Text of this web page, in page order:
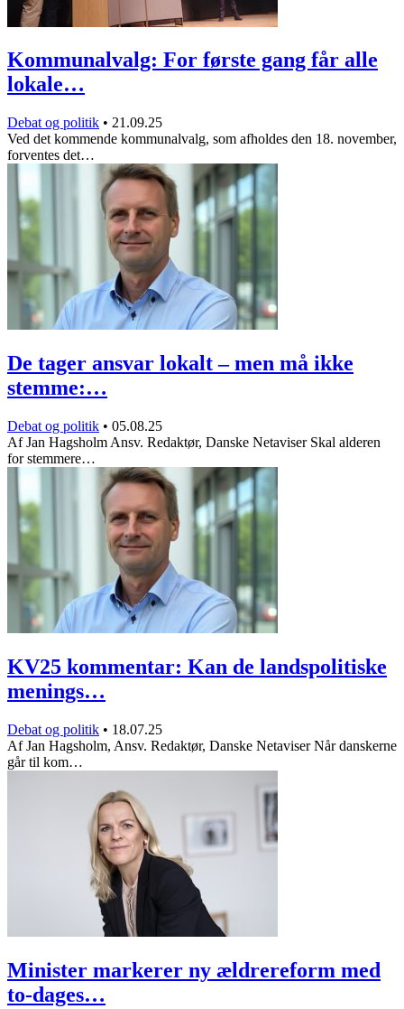
Kommunalvalg: For første gang får alle
lokale…
Debat og politik • 21.09.25
Ved det kommende kommunalvalg, som afholdes den 18. november,
forventes det…
De tager ansvar lokalt – men må ikke
stemme:…
Debat og politik • 05.08.25
Af Jan Hagsholm Ansv. Redaktør, Danske Netaviser Skal alderen
for stemmere…
KV25 kommentar: Kan de landspolitiske
menings…
Debat og politik • 18.07.25
Af Jan Hagsholm, Ansv. Redaktør, Danske Netaviser Når danskerne
går til kom…
Minister markerer ny ældrereform med
to-dages…